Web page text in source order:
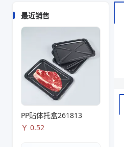
最近销售
PP贴体托盒261813
￥ 0.52